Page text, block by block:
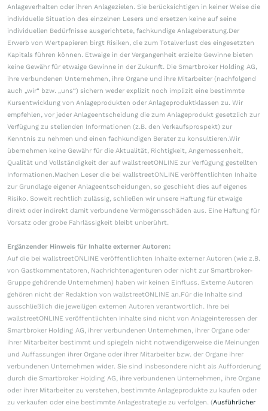
Anlageverhalten oder ihren Anlagezielen. Sie berücksichtigen in keiner Weise die
individuelle Situation des einzelnen Lesers und ersetzen keine auf seine
individuellen Bedürfnisse ausgerichtete, fachkundige Anlageberatung.Der
Erwerb von Wertpapieren birgt Risiken, die zum Totalverlust des eingesetzten
Kapitals führen können. Etwaige in der Vergangenheit erzielte Gewinne bieten
keine Gewähr für etwaige Gewinne in der Zukunft. Die Smartbroker Holding AG,
ihre verbundenen Unternehmen, ihre Organe und ihre Mitarbeiter (nachfolgend
auch „wir“ bzw. „uns“) sichern weder explizit noch implizit eine bestimmte
Kursentwicklung von Anlageprodukten oder Anlageproduktklassen zu. Wir
empfehlen, vor jeder Anlageentscheidung die zum Anlageprodukt gesetzlich zur
Verfügung zu stellenden Informationen (z.B. den Verkaufsprospekt) zur
Kenntnis zu nehmen und einen fachkundigen Berater zu konsultieren.Wir
übernehmen keine Gewähr für die Aktualität, Richtigkeit, Angemessenheit,
Qualität und Vollständigkeit der auf wallstreetONLINE zur Verfügung gestellten
Informationen.Machen Leser die bei wallstreetONLINE veröffentlichten Inhalte
zur Grundlage eigener Anlageentscheidungen, so geschieht dies auf eigenes
Risiko. Soweit rechtlich zulässig, schließen wir unsere Haftung für etwaige
direkt oder indirekt damit verbundene Vermögensschäden aus. Eine Haftung für
Vorsatz oder grobe Fahrlässigkeit bleibt unberührt.
Ergänzender Hinweis für Inhalte externer Autoren:
Auf die bei wallstreetONLINE veröffentlichten Inhalte externer Autoren (wie z.B.
von Gastkommentatoren, Nachrichtenagenturen oder nicht zur Smartbroker-
Gruppe gehörende Unternehmen) haben wir keinen Einfluss. Externe Autoren
gehören nicht der Redaktion von wallstreetONLINE an.Für die Inhalte sind
ausschließlich die jeweiligen externen Autoren verantwortlich. Ihre bei
wallstreetONLINE veröffentlichten Inhalte sind nicht von Anlageinteressen der
Smartbroker Holding AG, ihrer verbundenen Unternehmen, ihrer Organe oder
ihrer Mitarbeiter bestimmt und spiegeln nicht notwendigerweise die Meinungen
und Auffassungen ihrer Organe oder ihrer Mitarbeiter bzw. der Organe ihrer
verbundenen Unternehmen wider. Sie sind insbesondere nicht als Aufforderung
durch die Smartbroker Holding AG, ihre verbundenen Unternehmen, ihre Organe
oder ihrer Mitarbeiter zu verstehen, bestimmte Anlageprodukte zu kaufen oder
zu verkaufen oder eine bestimmte Anlagestrategie zu verfolgen. (Ausführlicher